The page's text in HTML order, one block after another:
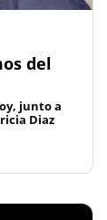
del
junto a
Diaz